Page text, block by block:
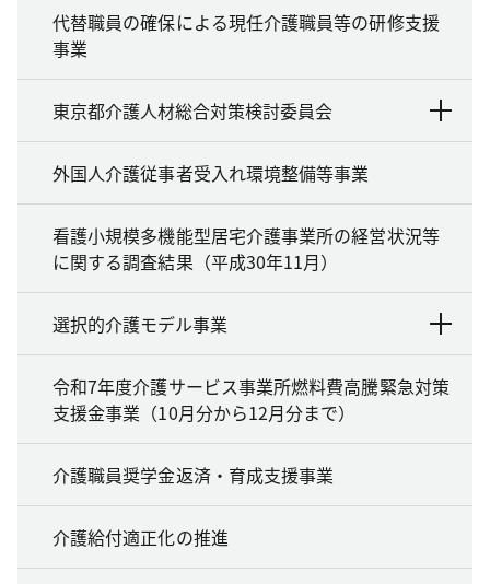
代替職員の確保による現任介護職員等の研修支援
事業
東京都介護人材総合対策検討委員会
外国人介護従事者受入れ環境整備等事業
看護小規模多機能型居宅介護事業所の経営状況等
に関する調査結果（平成30年11月）
選択的介護モデル事業
令和7年度介護サービス事業所燃料費高騰緊急対策
支援金事業（10月分から12月分まで）
介護職員奨学金返済・育成支援事業
介護給付適正化の推進